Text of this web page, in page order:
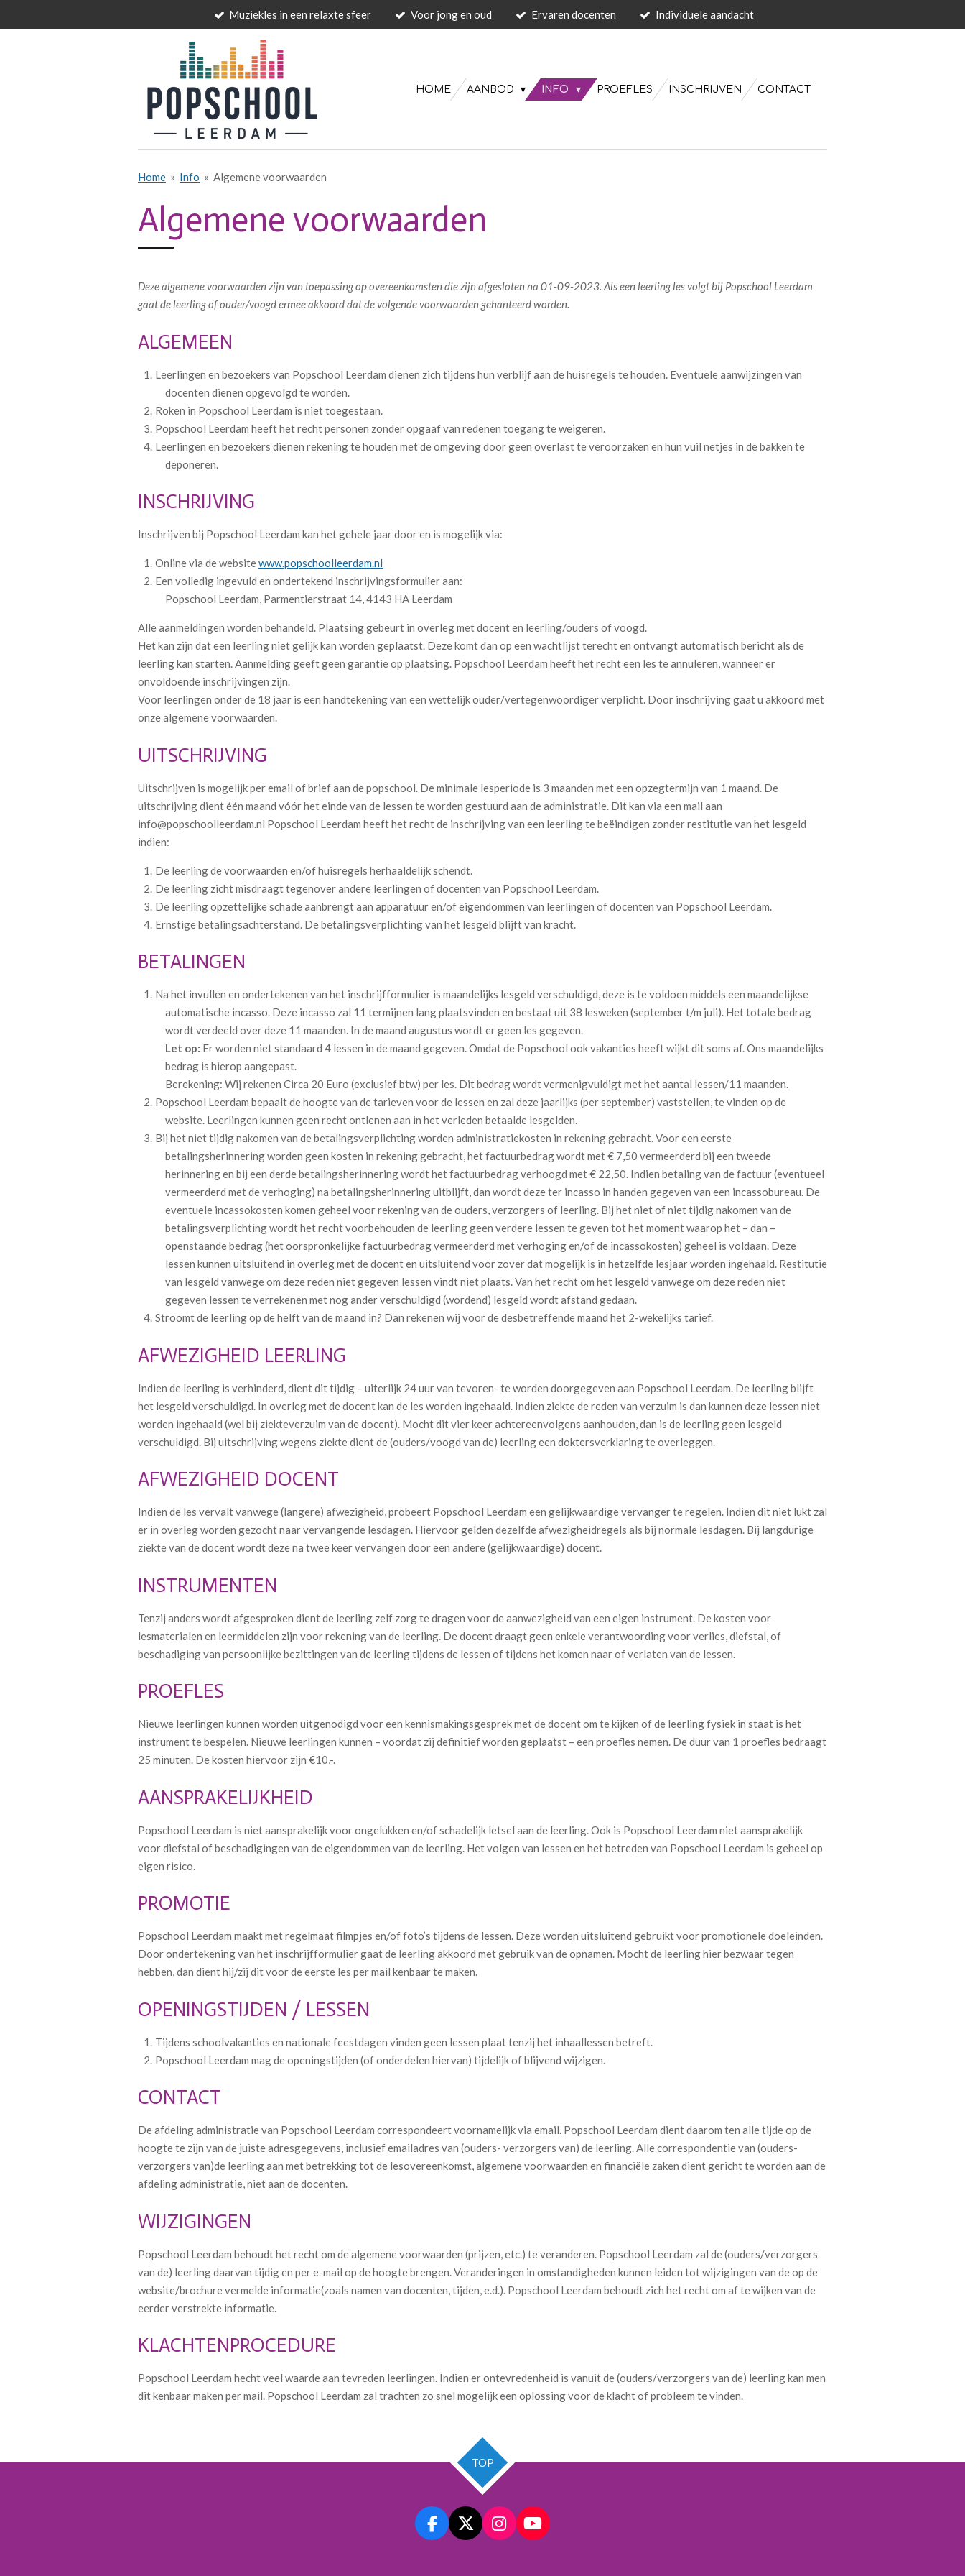
Muziekles in een relaxte sfeer Voor jong en oud Ervaren docenten Individuele aandacht
HOME AANBOD INFO PROEFLES INSCHRIJVEN CONTACT
Home » Info » Algemene voorwaarden
Algemene voorwaarden
Deze algemene voorwaarden zijn van toepassing op overeenkomsten die zijn afgesloten na 01-09-2023. Als een leerling les volgt bij Popschool Leerdam
gaat de leerling of ouder/voogd ermee akkoord dat de volgende voorwaarden gehanteerd worden.
ALGEMEEN
Leerlingen en bezoekers van Popschool Leerdam dienen zich tijdens hun verblijf aan de huisregels te houden. Eventuele aanwijzingen van
docenten dienen opgevolgd te worden.
Roken in Popschool Leerdam is niet toegestaan.
Popschool Leerdam heeft het recht personen zonder opgaaf van redenen toegang te weigeren.
Leerlingen en bezoekers dienen rekening te houden met de omgeving door geen overlast te veroorzaken en hun vuil netjes in de bakken te
deponeren.
INSCHRIJVING
Inschrijven bij Popschool Leerdam kan het gehele jaar door en is mogelijk via:
Online via de websitewww.popschoolleerdam.nl
Een volledig ingevuld en ondertekend inschrijvingsformulier aan:
Popschool Leerdam, Parmentierstraat 14, 4143 HA Leerdam
Alle aanmeldingen worden behandeld. Plaatsing gebeurt in overleg met docent en leerling/ouders of voogd.
Het kan zijn dat een leerling niet gelijk kan worden geplaatst. Deze komt dan op een wachtlijst terecht en ontvangt automatisch bericht als de
leerling kan starten. Aanmelding geeft geen garantie op plaatsing. Popschool Leerdam heeft het recht een les te annuleren, wanneer er
onvoldoende inschrijvingen zijn.
Voor leerlingen onder de 18 jaar is een handtekening van een wettelijk ouder/vertegenwoordiger verplicht. Door inschrijving gaat u akkoord met
onze algemene voorwaarden.
UITSCHRIJVING
Uitschrijven is mogelijk per email of brief aan de popschool. De minimale lesperiode is 3 maanden met een opzegtermijn van 1 maand. De
uitschrijving dient één maand vóór het einde van de lessen te worden gestuurd aan de administratie. Dit kan via een mail aan
info@popschoolleerdam.nl Popschool Leerdam heeft het recht de inschrijving van een leerling te beëindigen zonder restitutie van het lesgeld
indien:
De leerling de voorwaarden en/of huisregels herhaaldelijk schendt.
De leerling zicht misdraagt tegenover andere leerlingen of docenten van Popschool Leerdam.
De leerling opzettelijke schade aanbrengt aan apparatuur en/of eigendommen van leerlingen of docenten van Popschool Leerdam.
Ernstige betalingsachterstand. De betalingsverplichting van het lesgeld blijft van kracht.
BETALINGEN
Na het invullen en ondertekenen van het inschrijfformulier is maandelijks lesgeld verschuldigd, deze is te voldoen middels een maandelijkse
automatische incasso. Deze incasso zal 11 termijnen lang plaatsvinden en bestaat uit 38 lesweken (september t/m juli). Het totale bedrag
wordt verdeeld over deze 11 maanden. In de maand augustus wordt er geen les gegeven.
Let op: Er worden niet standaard 4 lessen in de maand gegeven. Omdat de Popschool ook vakanties heeft wijkt dit soms af. Ons maandelijks
bedrag is hierop aangepast.
Berekening: Wij rekenen Circa 20 Euro (exclusief btw) per les. Dit bedrag wordt vermenigvuldigt met het aantal lessen/11 maanden.
Popschool Leerdam bepaalt de hoogte van de tarieven voor de lessen en zal deze jaarlijks (per september) vaststellen, te vinden op de
website. Leerlingen kunnen geen recht ontlenen aan in het verleden betaalde lesgelden.
Bij het niet tijdig nakomen van de betalingsverplichting worden administratiekosten in rekening gebracht. Voor een eerste
betalingsherinnering worden geen kosten in rekening gebracht, het factuurbedrag wordt met € 7,50 vermeerderd bij een tweede
herinnering en bij een derde betalingsherinnering wordt het factuurbedrag verhoogd met € 22,50. Indien betaling van de factuur (eventueel
vermeerderd met de verhoging) na betalingsherinnering uitblijft, dan wordt deze ter incasso in handen gegeven van een incassobureau. De
eventuele incassokosten komen geheel voor rekening van de ouders, verzorgers of leerling. Bij het niet of niet tijdig nakomen van de
betalingsverplichting wordt het recht voorbehouden de leerling geen verdere lessen te geven tot het moment waarop het – dan –
openstaande bedrag (het oorspronkelijke factuurbedrag vermeerderd met verhoging en/of de incassokosten) geheel is voldaan. Deze
lessen kunnen uitsluitend in overleg met de docent en uitsluitend voor zover dat mogelijk is in hetzelfde lesjaar worden ingehaald. Restitutie
van lesgeld vanwege om deze reden niet gegeven lessen vindt niet plaats. Van het recht om het lesgeld vanwege om deze reden niet
gegeven lessen te verrekenen met nog ander verschuldigd (wordend) lesgeld wordt afstand gedaan.
Stroomt de leerling op de helft van de maand in? Dan rekenen wij voor de desbetreffende maand het 2-wekelijks tarief.
AFWEZIGHEID LEERLING
Indien de leerling is verhinderd, dient dit tijdig – uiterlijk 24 uur van tevoren- te worden doorgegeven aan Popschool Leerdam. De leerling blijft
het lesgeld verschuldigd. In overleg met de docent kan de les worden ingehaald. Indien ziekte de reden van verzuim is dan kunnen deze lessen niet
worden ingehaald (wel bij ziekteverzuim van de docent). Mocht dit vier keer achtereenvolgens aanhouden, dan is de leerling geen lesgeld
verschuldigd. Bij uitschrijving wegens ziekte dient de (ouders/voogd van de) leerling een doktersverklaring te overleggen.
AFWEZIGHEID DOCENT
Indien de les vervalt vanwege (langere) afwezigheid, probeert Popschool Leerdam een gelijkwaardige vervanger te regelen. Indien dit niet lukt zal
er in overleg worden gezocht naar vervangende lesdagen. Hiervoor gelden dezelfde afwezigheidregels als bij normale lesdagen. Bij langdurige
ziekte van de docent wordt deze na twee keer vervangen door een andere (gelijkwaardige) docent.
INSTRUMENTEN
Tenzij anders wordt afgesproken dient de leerling zelf zorg te dragen voor de aanwezigheid van een eigen instrument. De kosten voor
lesmaterialen en leermiddelen zijn voor rekening van de leerling. De docent draagt geen enkele verantwoording voor verlies, diefstal, of
beschadiging van persoonlijke bezittingen van de leerling tijdens de lessen of tijdens het komen naar of verlaten van de lessen.
PROEFLES
Nieuwe leerlingen kunnen worden uitgenodigd voor een kennismakingsgesprek met de docent om te kijken of de leerling fysiek in staat is het
instrument te bespelen. Nieuwe leerlingen kunnen – voordat zij definitief worden geplaatst – een proefles nemen. De duur van 1 proefles bedraagt
25 minuten. De kosten hiervoor zijn €10,-.
AANSPRAKELIJKHEID
Popschool Leerdam is niet aansprakelijk voor ongelukken en/of schadelijk letsel aan de leerling. Ook is Popschool Leerdam niet aansprakelijk
voor diefstal of beschadigingen van de eigendommen van de leerling. Het volgen van lessen en het betreden van Popschool Leerdam is geheel op
eigen risico.
PROMOTIE
Popschool Leerdam maakt met regelmaat filmpjes en/of foto’s tijdens de lessen. Deze worden uitsluitend gebruikt voor promotionele doeleinden.
Door ondertekening van het inschrijfformulier gaat de leerling akkoord met gebruik van de opnamen. Mocht de leerling hier bezwaar tegen
hebben, dan dient hij/zij dit voor de eerste les per mail kenbaar te maken.
OPENINGSTIJDEN / LESSEN
Tijdens schoolvakanties en nationale feestdagen vinden geen lessen plaat tenzij het inhaallessen betreft.
Popschool Leerdam mag de openingstijden (of onderdelen hiervan) tijdelijk of blijvend wijzigen.
CONTACT
De afdeling administratie van Popschool Leerdam correspondeert voornamelijk via email. Popschool Leerdam dient daarom ten alle tijde op de
hoogte te zijn van de juiste adresgegevens, inclusief emailadres van (ouders- verzorgers van) de leerling. Alle correspondentie van (ouders-
verzorgers van)de leerling aan met betrekking tot de lesovereenkomst, algemene voorwaarden en financiële zaken dient gericht te worden aan de
afdeling administratie, niet aan de docenten.
WIJZIGINGEN
Popschool Leerdam behoudt het recht om de algemene voorwaarden (prijzen, etc.) te veranderen. Popschool Leerdam zal de (ouders/verzorgers
van de) leerling daarvan tijdig en per e-mail op de hoogte brengen. Veranderingen in omstandigheden kunnen leiden tot wijzigingen van de op de
website/brochure vermelde informatie(zoals namen van docenten, tijden, e.d.). Popschool Leerdam behoudt zich het recht om af te wijken van de
eerder verstrekte informatie.
KLACHTENPROCEDURE
Popschool Leerdam hecht veel waarde aan tevreden leerlingen. Indien er ontevredenheid is vanuit de (ouders/verzorgers van de) leerling kan men
dit kenbaar maken per mail. Popschool Leerdam zal trachten zo snel mogelijk een oplossing voor de klacht of probleem te vinden.
TOP
F
a
X
I
n
Y
o